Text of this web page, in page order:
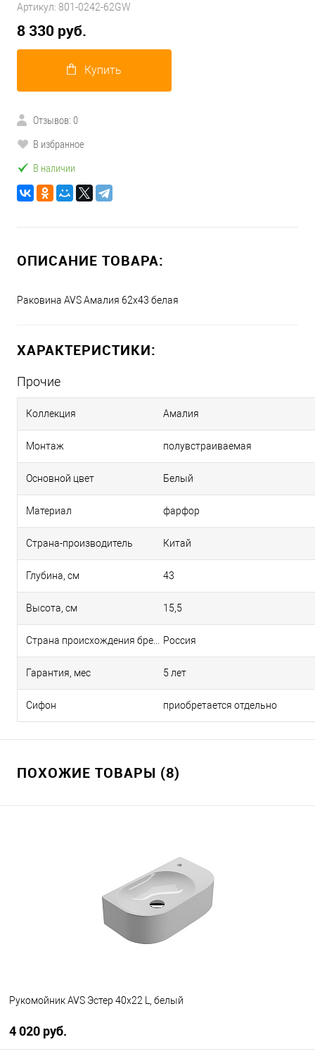
Артикул: 801-0242-62GW
8 330 руб.
Купить
Отзывов: 0
В избранное
В наличии
ОПИСАНИЕ ТОВАРА:
Раковина AVS Амалия 62х43 белая
ХАРАКТЕРИСТИКИ:
Прочие
Коллекция Амалия
Монтаж полувстраиваемая
Основной цвет Белый
Материал фарфор
Страна-производитель Китай
Глубина, см 43
Высота, см 15,5
Россия
Гарантия, мес 5 лет
Сифон приобретается отдельно
ПОХОЖИЕ ТОВАРЫ (8)
Рукомойник AVS Эстер 40x22 L, белый
4 020 руб.